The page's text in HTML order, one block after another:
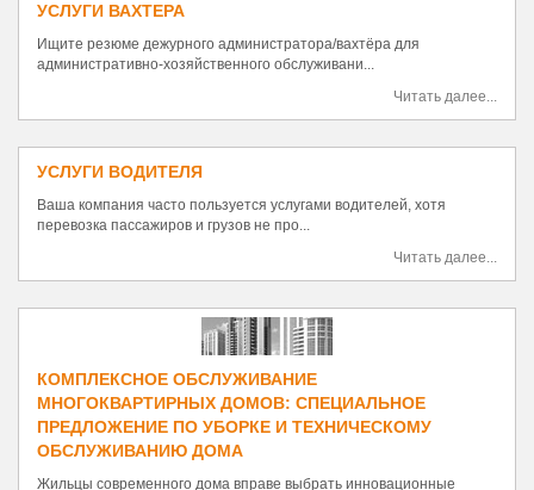
УСЛУГИ ВАХТЕРА
Ищите резюме дежурного администратора/вахтёра для
административно-хозяйственного обслуживани...
Читать далее...
УСЛУГИ ВОДИТЕЛЯ
Ваша компания часто пользуется услугами водителей, хотя
перевозка пассажиров и грузов не про...
Читать далее...
КОМПЛЕКСНОЕ ОБСЛУЖИВАНИЕ
МНОГОКВАРТИРНЫХ ДОМОВ: СПЕЦИАЛЬНОЕ
ПРЕДЛОЖЕНИЕ ПО УБОРКЕ И ТЕХНИЧЕСКОМУ
ОБСЛУЖИВАНИЮ ДОМА
Жильцы современного дома вправе выбрать инновационные